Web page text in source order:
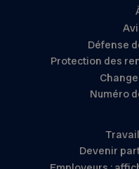
Défense
Protection des
Numéro
Devenir